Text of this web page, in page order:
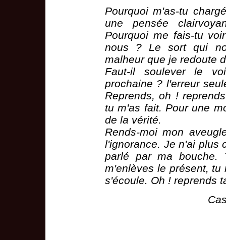
Pourquoi m'as-tu
une pensée
Pourquoi me fais-tu
nous ? Le sort qui
malheur que je redoute
Faut-il soulever le
prochaine ? l'erreur
Reprends, oh !
tu m'as fait. Pour une
de la vérité.
Rends-moi mon
l'ignorance. Je n'ai plus
parlé par ma bouche.
m'enlèves le présent,
s'écoule. Oh ! reprends